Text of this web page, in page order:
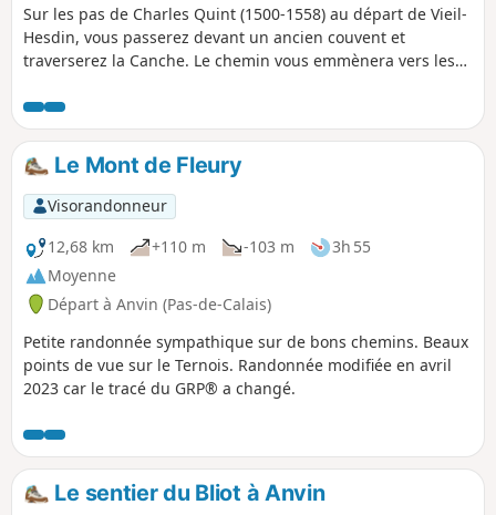
Sur les pas de Charles Quint (1500-1558) au départ de Vieil-
Hesdin, vous passerez devant un ancien couvent et
traverserez la Canche. Le chemin vous emmènera vers les
en descente via le Chemin des Morts. De beaux points de
vue s'offriront à vous vers la forêt d'Hesdin et si comme moi
vous avez la chance, vous croiserez peut-être quelques
chevreuils.
Le Mont de Fleury
Visorandonneur
12,68 km
+110 m -103 m
3h 55
Moyenne
Départ à Anvin (Pas-de-Calais)
Petite randonnée sympathique sur de bons chemins. Beaux
points de vue sur le Ternois. Randonnée modifiée en avril
2023 car le tracé du GRP® a changé.
Le sentier du Bliot à Anvin